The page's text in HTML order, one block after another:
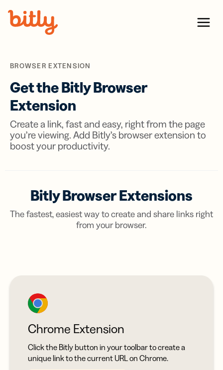
Menu
BROWSER EXTENSION
Get the Bitly Browser
Extension
Create a link, fast and easy, right from the page
you’re viewing. Add Bitly’s browser extension to
boost your productivity.
Bitly Browser Extensions
The fastest, easiest way to create and share links right
from your browser.
Chrome Extension
Click the Bitly button in your toolbar to create a
unique link to the current URL on Chrome.